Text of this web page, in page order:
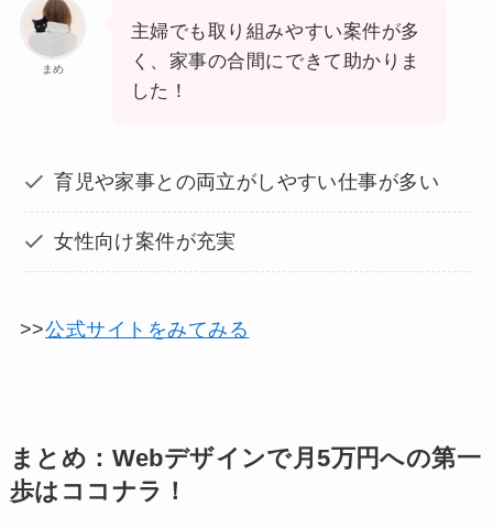
まめ
主婦でも取り組みやすい案件が多
く、家事の合間にできて助かりま
した！
育児や家事との両立がしやすい仕事が多い
女性向け案件が充実
>>公式サイトをみてみる
まとめ：Webデザインで月5万円への第一
歩はココナラ！